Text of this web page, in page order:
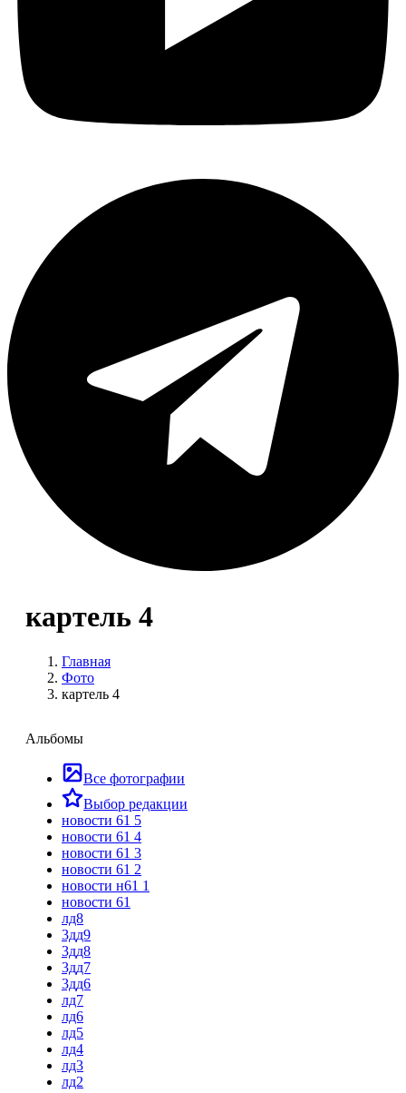
картель 4
Главная
Фото
картель 4
Альбомы
Все фотографии
Выбор редакции
новости 61 5
новости 61 4
новости 61 3
новости 61 2
новости н61 1
новости 61
лд8
3дд9
3дд8
3дд7
3дд6
лд7
лд6
лд5
лд4
лд3
лд2